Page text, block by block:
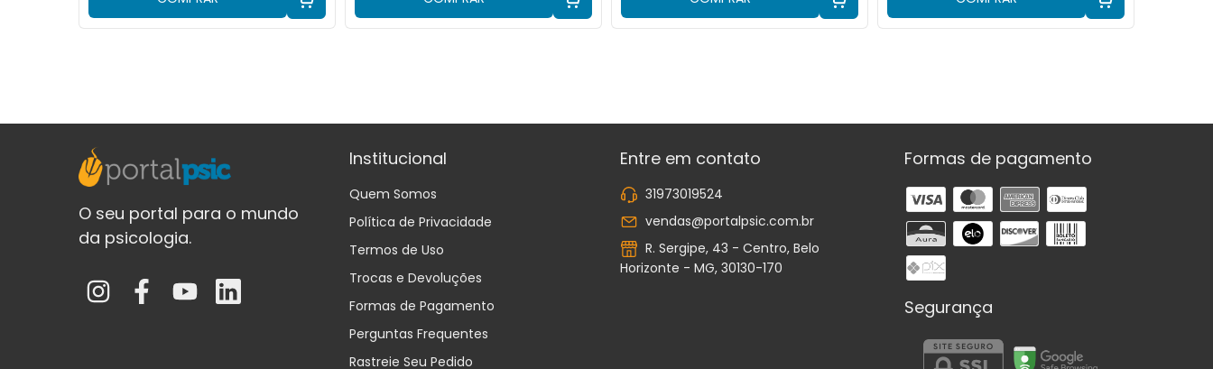
O seu portal para o mundo
da psicologia.
Institucional
Quem Somos
Política de Privacidade
Termos de Uso
Trocas e Devoluções
Formas de Pagamento
Perguntas Frequentes
Rastreie Seu Pedido
Entre em contato
31973019524
vendas@portalpsic.com.br
R. Sergipe, 43 - Centro, Belo
Horizonte - MG, 30130-170
Formas de pagamento
Segurança